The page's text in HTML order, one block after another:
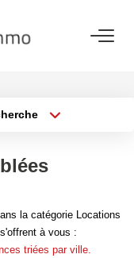
Vente
Bien À L'achat
Plus de critères
la catégorie Locations
à vous :
triées par ville.